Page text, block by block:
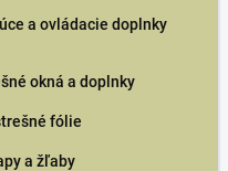
a ovládacie doplnky
okná a doplnky
fólie
a žľaby